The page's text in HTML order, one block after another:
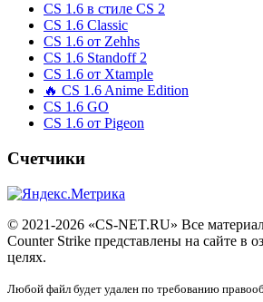
CS 1.6 в стиле CS 2
CS 1.6 Classic
CS 1.6 от Zehhs
CS 1.6 Standoff 2
CS 1.6 от Xtample
🔥 CS 1.6 Anime Edition
CS 1.6 GO
CS 1.6 от Pigeon
Счетчики
© 2021-2026 «CS-NET.RU» Все
Counter Strike представлены на сайте в
целях.
Любой файл будет удален по требованию